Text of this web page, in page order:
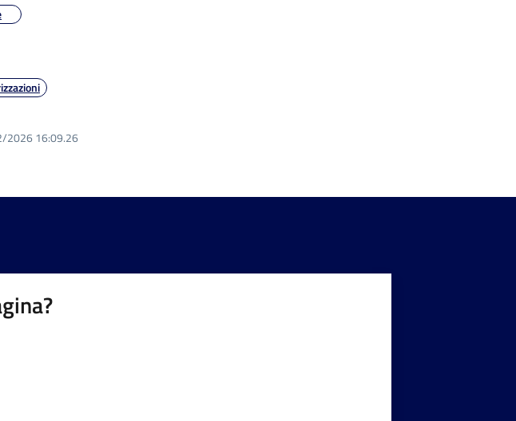
2026 16:09.26